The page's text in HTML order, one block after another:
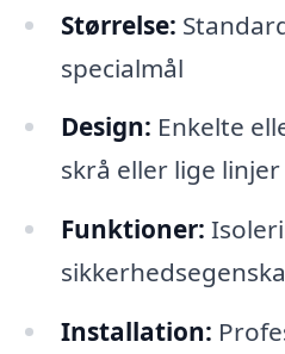
Størrelse:
specialmål
Design: Enkelte
skrå eller lige linjer
Funktioner:
Installation: